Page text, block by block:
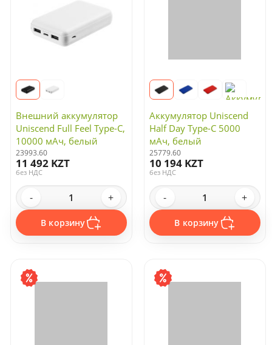
Внешний аккумулятор
Uniscend Full Feel Type-C,
10000 мАч, белый
23993.60
11 492 KZT
без НДС
- +
В корзину
Аккумулятор Uniscend
Half Day Type-C 5000
мАч, белый
25779.60
10 194 KZT
без НДС
- +
В корзину